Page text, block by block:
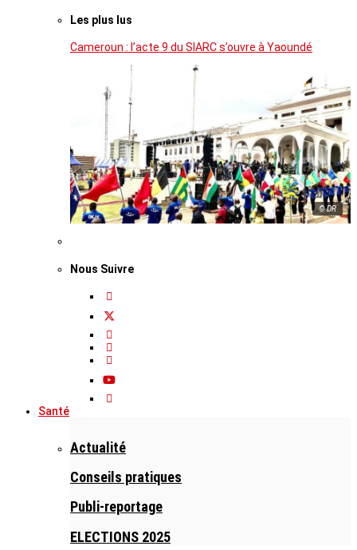
Les plus lus
Cameroun : l’acte 9 du SIARC s’ouvre à Yaoundé
© DR
Nous Suivre
Santé
Actualité
Conseils pratiques
Publi-reportage
ELECTIONS 2025